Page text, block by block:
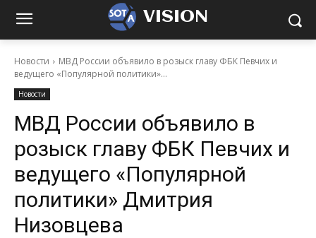
VISION
Новости
МВД России объявило в розыск главу ФБК Певчих и
ведущего «Популярной политики»...
Новости
МВД России объявило в
розыск главу ФБК Певчих и
ведущего «Популярной
политики» Дмитрия
Низовцева